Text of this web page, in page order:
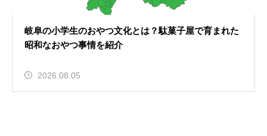
岐阜の小学生のおやつ文化とは？駄菓子屋で育まれた
昭和なおやつ事情を紹介
2026.08.05